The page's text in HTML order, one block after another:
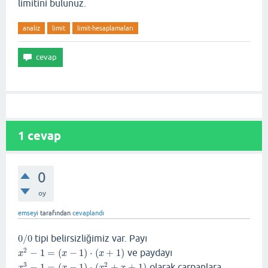
limitini bulunuz.
analiz limit limit-hesaplamaları
1 cevap
0
oy
emseyi tarafından cevaplandı
0/0
0/0 tipi belirsizliğimiz var. Payı
x2 − 1 = (x − 1) ⋅ (x + 1)
x2 −1 = x− 1)⋅ (x +1 ve paydayı
3 2